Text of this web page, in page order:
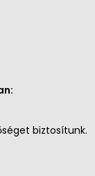
biztosítunk.